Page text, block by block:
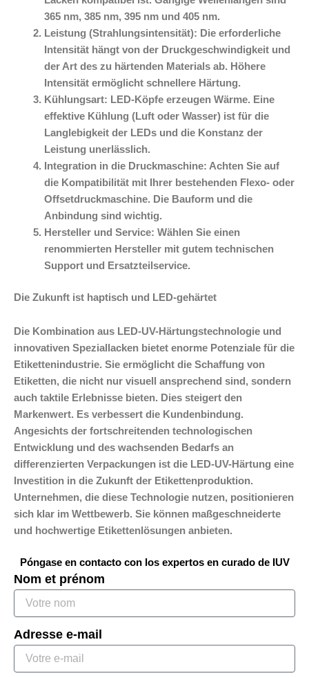
365 nm, 385 nm, 395 nm und 405 nm.
Leistung (Strahlungsintensität): Die erforderliche
Intensität hängt von der Druckgeschwindigkeit und
der Art des zu härtenden Materials ab. Höhere
Intensität ermöglicht schnellere Härtung.
Kühlungsart: LED-Köpfe erzeugen Wärme. Eine
effektive Kühlung (Luft oder Wasser) ist für die
Langlebigkeit der LEDs und die Konstanz der
Leistung unerlässlich.
Integration in die Druckmaschine: Achten Sie auf
die Kompatibilität mit Ihrer bestehenden Flexo- oder
Offsetdruckmaschine. Die Bauform und die
Anbindung sind wichtig.
Hersteller und Service: Wählen Sie einen
renommierten Hersteller mit gutem technischen
Support und Ersatzteilservice.
Die Zukunft ist haptisch und LED-gehärtet
Die Kombination aus LED-UV-Härtungstechnologie und
innovativen Speziallacken bietet enorme Potenziale für die
Etikettenindustrie. Sie ermöglicht die Schaffung von
Etiketten, die nicht nur visuell ansprechend sind, sondern
auch taktile Erlebnisse bieten. Dies steigert den
Markenwert. Es verbessert die Kundenbindung.
Angesichts der fortschreitenden technologischen
Entwicklung und des wachsenden Bedarfs an
differenzierten Verpackungen ist die LED-UV-Härtung eine
Investition in die Zukunft der Etikettenproduktion.
Unternehmen, die diese Technologie nutzen, positionieren
sich klar im Wettbewerb. Sie können maßgeschneiderte
und hochwertige Etikettenlösungen anbieten.
Póngase en contacto con los expertos en curado de IUV
Nom et prénom
Adresse e-mail